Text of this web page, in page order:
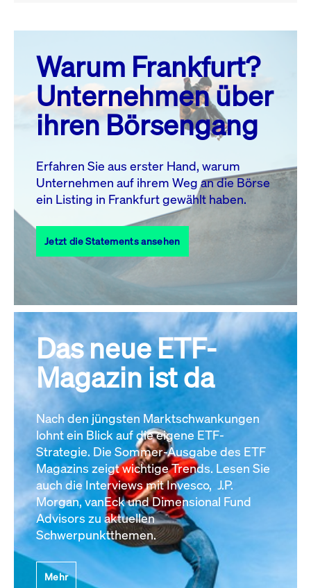
August 26
MO. DI. MI. DO. FR. SA. SO.
1
2
3
4 5 6 7 8
17 18 19 20 21 22
23
27 28
31
Alle Events
Warum Frankfurt?
Unternehmen über
ihren Börsengang
Erfahren Sie aus erster Hand, warum
Unternehmen auf ihrem Weg an die Börse
ein Listing in Frankfurt gewählt haben.
Jetzt die Statements ansehen
Das neue ETF-
Magazin ist da
Nach den jüngsten Marktschwankungen
lohnt ein Blick auf die eigene ETF-
Strategie. Die Sommer-Ausgabe des ETF
Magazins zeigt wichtige Trends. Lesen Sie
auch die Interviews mit Invesco, J.P.
Morgan, vanEck und Dimensional Fund
Advisors zu aktuellen
Schwerpunktthemen.
Mehr